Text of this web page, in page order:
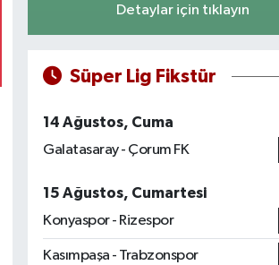
Detaylar için tıklayın
Süper Lig Fikstür
14 Ağustos, Cuma
Galatasaray - Çorum FK
15 Ağustos, Cumartesi
Konyaspor - Rizespor
Kasımpaşa - Trabzonspor